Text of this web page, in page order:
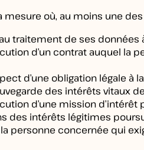
mesure où, au moins une
traitement de ses
d’un contrat auquel
d’une obligation légale
des intérêts vitaux
d’une mission
des intérêts légitimes
personne concernée qui